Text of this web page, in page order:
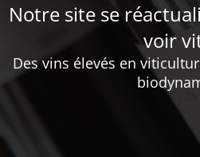
Notre site se
voir
Des vins élevés en